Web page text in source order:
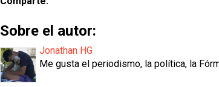
Sobre el autor:
Jonathan HG
Me gusta el periodismo, la política, la